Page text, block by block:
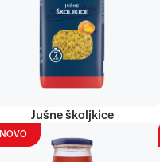
Jušne školjkice
NOVO